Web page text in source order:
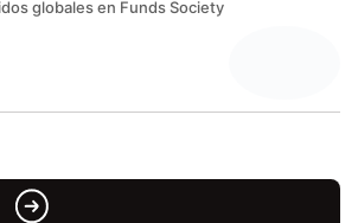
globales en Funds Society